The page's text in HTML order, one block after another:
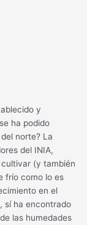
y
ha podido
norte? La
del INIA,
(y también
frío como lo es
en el
sí ha encontrado
las humedades